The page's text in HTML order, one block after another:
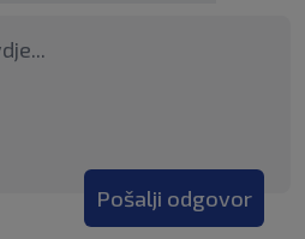
Pošalji odgovor